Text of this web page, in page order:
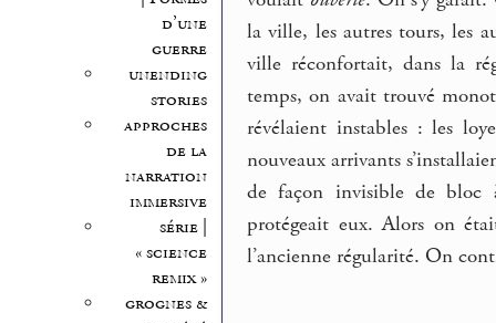
d’une
guerre
unending
stories
approches
de la
narration
immersive
série |
« science
remix »
grognes &
la ville, les autres tours, les
ville réconfortait, dans la
temps, on avait trouvé
révélaient instables : les
nouveaux arrivants
de façon invisible de bloc
protégeait eux. Alors on
l’ancienne régularité. On